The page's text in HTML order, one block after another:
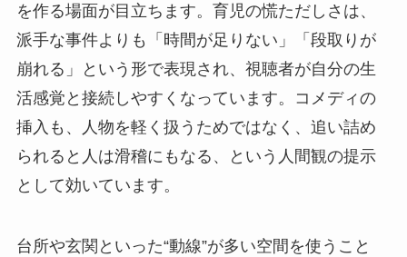
を作る場面が目立ちます。育児の慌ただしさは、
派手な事件よりも「時間が足りない」「段取りが
崩れる」という形で表現され、視聴者が自分の生
活感覚と接続しやすくなっています。コメディの
挿入も、人物を軽く扱うためではなく、追い詰め
られると人は滑稽にもなる、という人間観の提示
として効いています。
台所や玄関といった“動線”が多い空間を使うこと